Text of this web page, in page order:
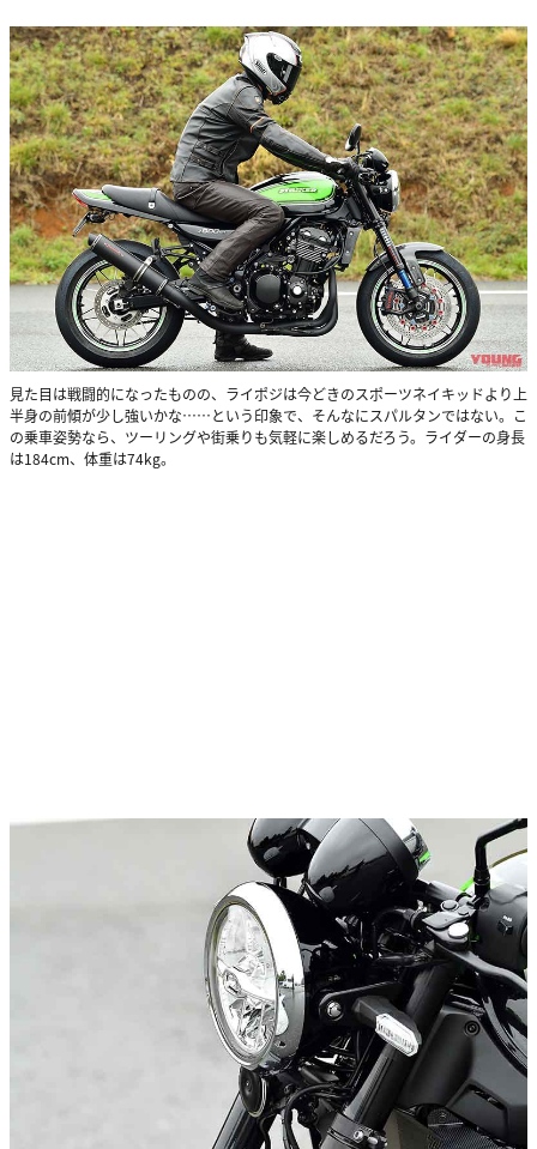
見た目は戦闘的になったものの、ライポジは今どきのスポーツネイキッドより上
半身の前傾が少し強いかな……という印象で、そんなにスパルタンではない。こ
の乗車姿勢なら、ツーリングや街乗りも気軽に楽しめるだろう。ライダーの身長
は184cm、体重は74kg。